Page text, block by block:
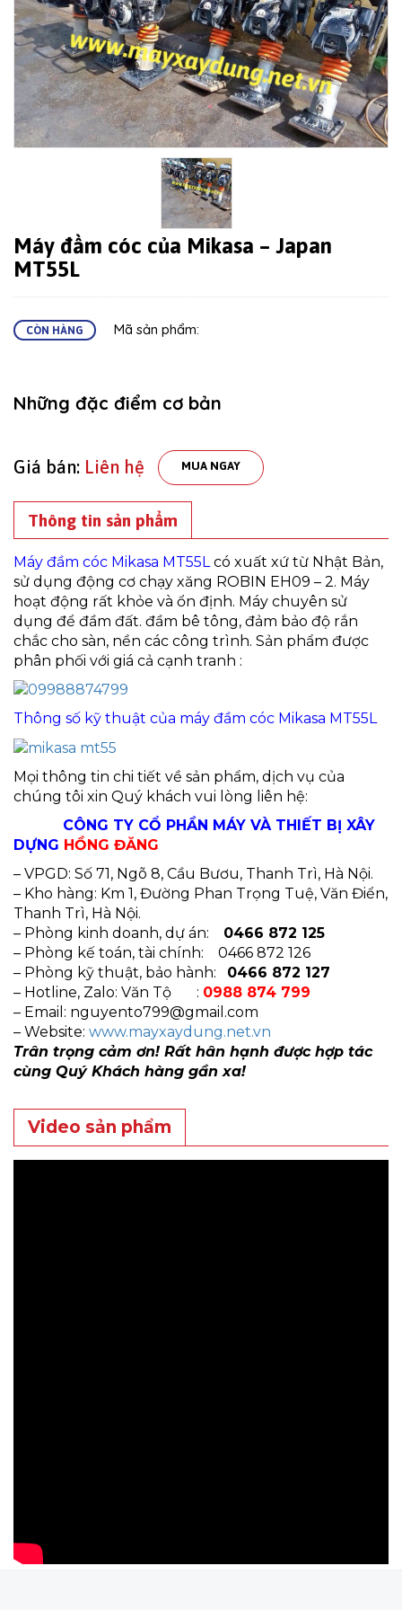
Máy đầm cóc của Mikasa – Japan
MT55L
CÒN HÀNG Mã sản phẩm:
Những đặc điểm cơ bản
Giá bán: Liên hệ MUA NGAY
Thông tin sản phẩm
Máy đầm cóc Mikasa MT55L có xuất xứ từ Nhật Bản,
sử dụng động cơ chạy xăng ROBIN EH09 – 2. Máy
hoạt động rất khỏe và ổn định. Máy chuyên sử
dụng để đầm đất. đầm bê tông, đảm bảo độ rắn
chắc cho sàn, nền các công trình. Sản phẩm được
phân phối với giá cả cạnh tranh :
Thông số kỹ thuật của máy đầm cóc Mikasa MT55L
Mọi thông tin chi tiết về sản phẩm, dịch vụ của
chúng tôi xin Quý khách vui lòng liên hệ:
CÔNG TY CỔ PHẦN MÁY VÀ THIẾT BỊ XÂY
DỰNG HỒNG ĐĂNG
– VPGD: Số 71, Ngõ 8, Cầu Bươu, Thanh Trì, Hà Nội.
– Kho hàng: Km 1, Đường Phan Trọng Tuệ, Văn Điển,
Thanh Trì, Hà Nội.
– Phòng kinh doanh, dự án: 0466 872 125
– Phòng kế toán, tài chính: 0466 872 126
– Phòng kỹ thuật, bảo hành: 0466 872 127
– Hotline, Zalo: Văn Tộ : 0988 874 799
– Email: nguyento799@gmail.com
– Website: www.mayxaydung.net.vn
Trân trọng cảm ơn! Rất hân hạnh được hợp tác
cùng Quý Khách hàng gần xa!
Video sản phẩm